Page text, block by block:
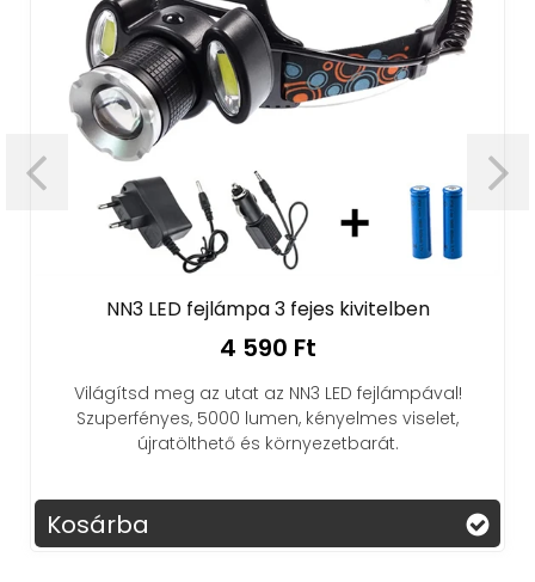
NN3 LED fejlámpa 3 fejes kivitelben
4 590 Ft
Világítsd meg az utat az NN3 LED fejlámpával!
Szuperfényes, 5000 lumen, kényelmes viselet,
újratölthető és környezetbarát.
Kosárba